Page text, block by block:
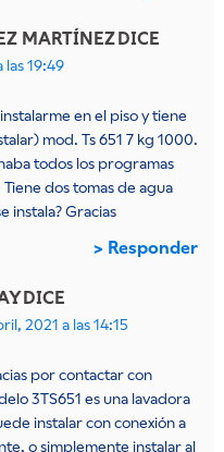
MARTÍNEZDICE
las 19:49
en el piso y tiene
mod. Ts 651 7 kg 1000.
todos los programas
dos tomas de agua
instala? Gracias
Responder
DICE
2021 a las 14:15
por contactar con
3TS651 es una lavadora
instalar con conexión a
o simplemente instalar al